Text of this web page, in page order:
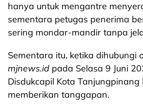
hanya untuk mengantre
sementara petugas penerima
sering mondar-mandir tanpa
Sementara itu, ketika dihubungi
mjnews.id pada Selasa 9 Juni
Disdukcapil Kota Tanjungpinang
memberikan tanggapan.